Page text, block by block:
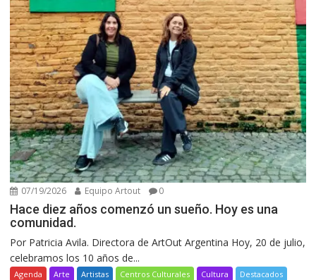
07/19/2026 Equipo Artout 0
Hace diez años comenzó un sueño. Hoy es una
comunidad.
Por Patricia Avila. Directora de ArtOut Argentina Hoy, 20 de julio,
celebramos los 10 años de...
Agenda Arte Artistas Centros Culturales Cultura
Destacados